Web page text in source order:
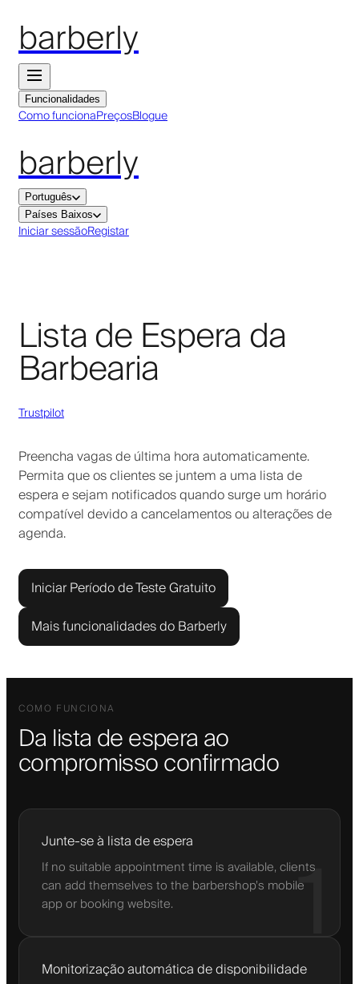
barberly
Funcionalidades
Como funcionaPreçosBlogue
barberly
Português
Países Baixos
Iniciar sessãoRegistar
Lista de Espera da
Barbearia
Trustpilot
Preencha vagas de última hora automaticamente.
Permita que os clientes se juntem a uma lista de
espera e sejam notificados quando surge um horário
compatível devido a cancelamentos ou alterações de
agenda.
Iniciar Período de Teste Gratuito
Mais funcionalidades do Barberly
COMO FUNCIONA
Da lista de espera ao
compromisso confirmado
1
Junte-se à lista de espera
If no suitable appointment time is available, clients
can add themselves to the barbershop’s mobile
app or booking website.
Monitorização automática de disponibilidade